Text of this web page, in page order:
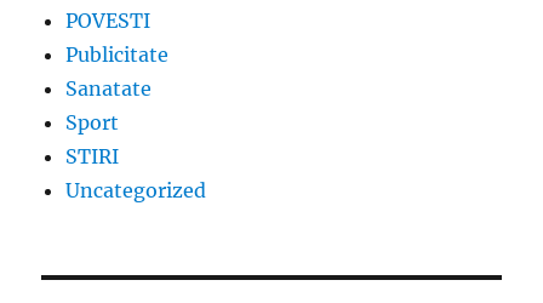
POVESTI
Publicitate
Sanatate
Sport
STIRI
Uncategorized